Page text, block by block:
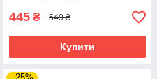
445 ₴ 549 ₴
Купити